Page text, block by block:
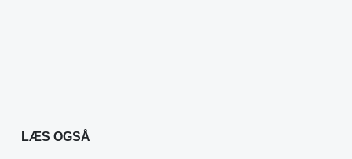
LÆS OGSÅ